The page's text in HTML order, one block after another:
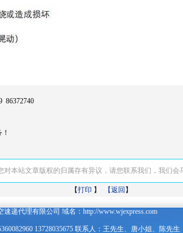
86372740
本站文章版权的归属存有异议，请您联系我们，我们会
【打印 】 【返回 】
速递代理有限公司 域名：http://www.wjexpress.com
13728035675 联系人：王先生、唐小姐、陈先生